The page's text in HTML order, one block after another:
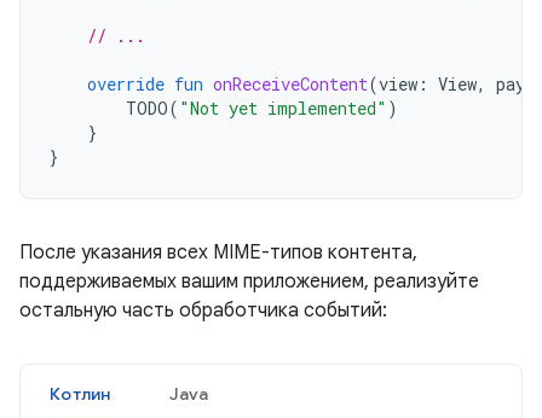
// ...
override fun onReceiveContent(view : View,
TODO( "Not yet implemented" )
}
}
После указания всех MIME-типов контента,
поддерживаемых вашим приложением, реализуйте
остальную часть обработчика событий:
Котлин Java